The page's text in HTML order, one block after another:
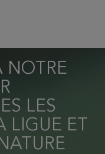
NOTRE
LES
ET